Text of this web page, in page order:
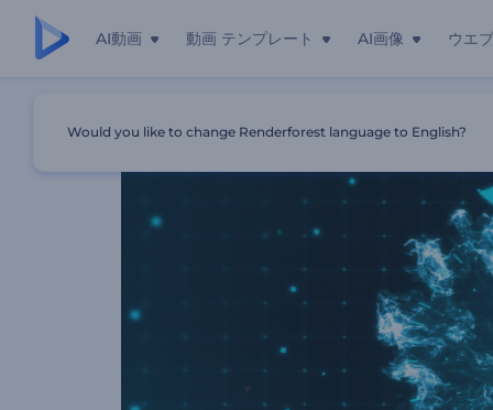
AI動画 動画 テンプレート AI画像 ウエ
Would you like to change Renderforest language to English?